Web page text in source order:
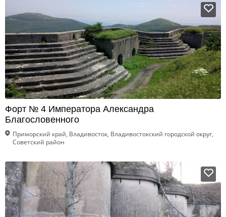
Форт № 4 Императора Александра
Благословенного
Приморский край, Владивосток, Владивостокский городской округ,
Советский район